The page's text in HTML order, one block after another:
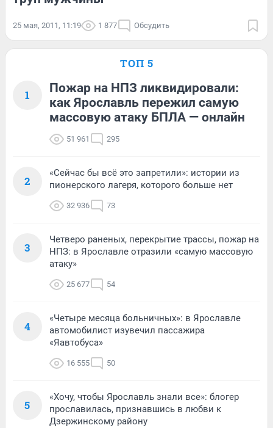
25 мая, 2011, 11:19 1 877 Обсудить
ТОП 5
1
Пожар на НПЗ ликвидировали:
как Ярославль пережил самую
массовую атаку БПЛА — онлайн
51 961 295
2
«Сейчас бы всё это запретили»: истории из
пионерского лагеря, которого больше нет
32 936 73
3
Четверо раненых, перекрытие трассы, пожар на
НПЗ: в Ярославле отразили «самую массовую
атаку»
25 677 54
4
«Четыре месяца больничных»: в Ярославле
автомобилист изувечил пассажира
«Яавтобуса»
16 555 50
5
«Хочу, чтобы Ярославль знали все»: блогер
прославилась, признавшись в любви к
Дзержинскому району